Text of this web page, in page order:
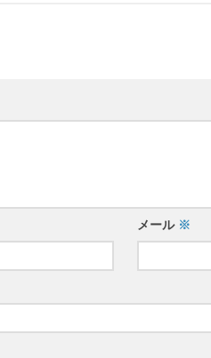
メール ※